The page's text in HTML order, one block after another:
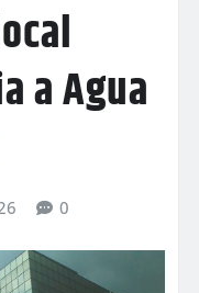
a Agua
0